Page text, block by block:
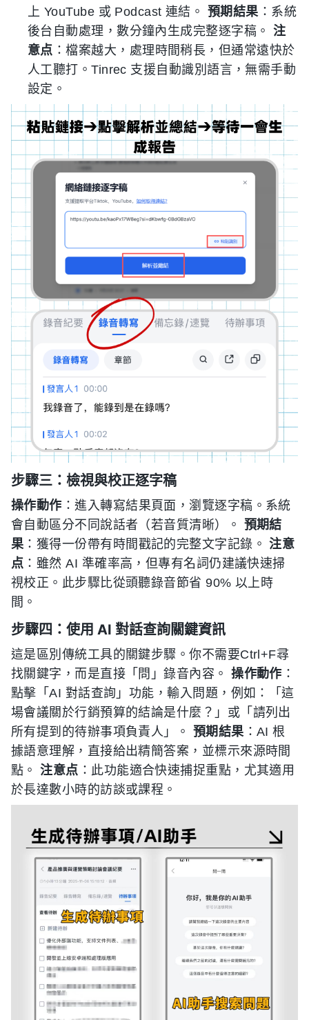
上 YouTube 或 Podcast 連結。 預期結果：系統
後台自動處理，數分鐘內生成完整逐字稿。注
意点 ：檔案越大，處理時間稍長，但通常遠快於
人工聽打。Tinrec 支援自動識別語言，無需手動
設定。
步驟三：檢視與校正逐字稿
操作動作 ：進入轉寫結果頁面，瀏覽逐字稿。系統
會自動區分不同說話者（若音質清晰）。 預期結
果：獲得一份帶有時間戳記的完整文字記錄。注意
点 ：雖然 AI 準確率高，但專有名詞仍建議快速掃
視校正。此步驟比從頭聽錄音節省 90% 以上時
間。
步驟四：使用 AI 對話查詢關鍵資訊
這是區別傳統工具的關鍵步驟。你不需要Ctrl+F尋
找關鍵字，而是直接「問」錄音內容。操作動作 ：
點擊「AI 對話查詢」功能，輸入問題，例如：「這
場會議關於行銷預算的結論是什麼？」或「請列出
所有提到的待辦事項負責人」。 預期結果：AI 根
據語意理解，直接給出精簡答案，並標示來源時間
點。注意点 ：此功能適合快速捕捉重點，尤其適用
於長達數小時的訪談或課程。